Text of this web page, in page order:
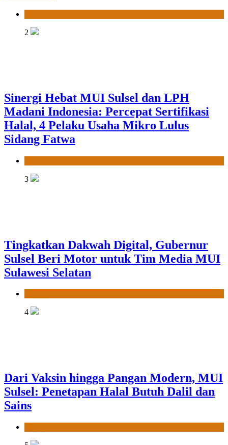
2
Sinergi Hebat MUI Sulsel dan LPH
Madani Indonesia: Percepat Sertifikasi
Halal, 4 Pelaku Usaha Mikro Lulus
Sidang Fatwa
3
Tingkatkan Dakwah Digital, Gubernur
Sulsel Beri Motor untuk Tim Media MUI
Sulawesi Selatan
4
Dari Vaksin hingga Pangan Modern, MUI
Sulsel: Penetapan Halal Butuh Dalil dan
Sains